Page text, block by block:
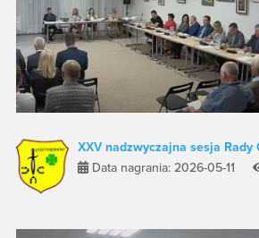
XXV nadzwyczajna sesja Rady
Data nagrania: 2026-05-11